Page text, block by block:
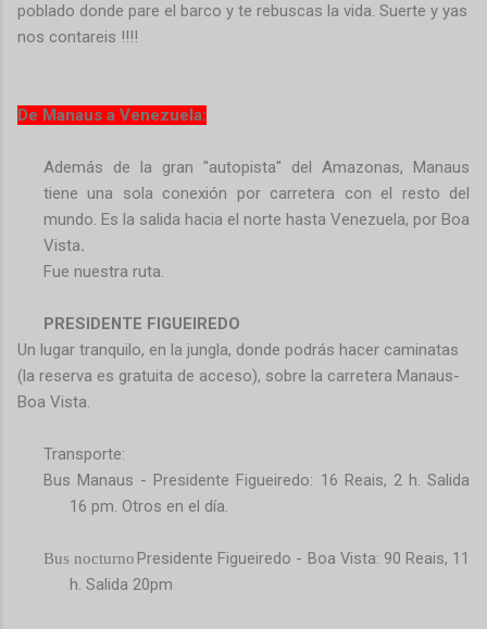
poblado donde pare el barco y te rebuscas la vida. Suerte y yas
nos contareis !!!!
De Manaus a Venezuela:
Además de la gran "autopista" del Amazonas, Manaus
tiene una sola conexión por carretera con el resto del
mundo. Es la salida hacia el norte hasta Venezuela, por Boa
Vista.
Fue nuestra ruta.
PRESIDENTE FIGUEIREDO
Un lugar tranquilo, en la jungla, donde podrás hacer caminatas
(la reserva es gratuita de acceso), sobre la carretera Manaus-
Boa Vista.
Transporte:
Bus Manaus - Presidente Figueiredo: 16 Reais, 2 h. Salida
16 pm. Otros en el día.
Bus nocturno Presidente Figueiredo - Boa Vista: 90 Reais, 11
h. Salida 20pm